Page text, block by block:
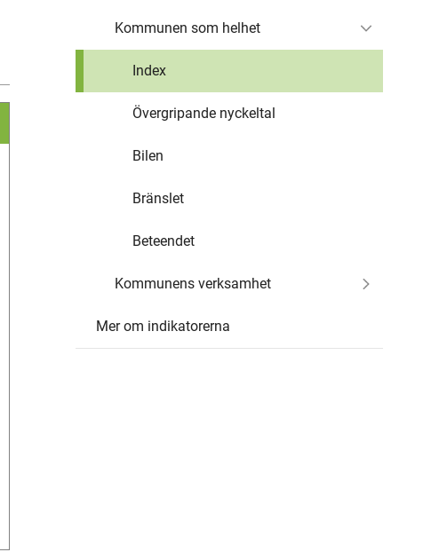
Kommunen som helhet
Index
Övergripande nyckeltal
Bilen
Bränslet
Beteendet
Kommunens verksamhet
Mer om indikatorerna